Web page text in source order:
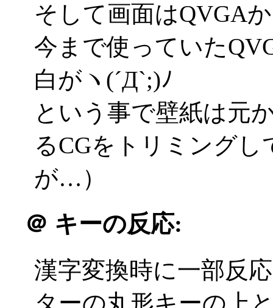
そして画面はQVGA
今まで使っていた
白がヽ(´Д`;)ﾉ
という事で壁紙は元
るCGをトリミング
が…）
＠ キーの反応:
漢字変換時に一部反
ターの丸形キーの上